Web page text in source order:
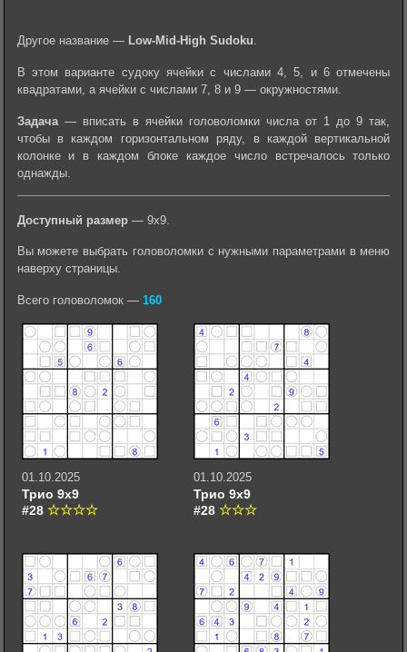
Другое название — Low-Mid-High Sudoku.
В этом варианте судоку ячейки с числами 4, 5, и 6 отмечены
квадратами, а ячейки с числами 7, 8 и 9 — окружностями.
Задача— вписать в ячейки головоломки числа от 1 до 9 так,
чтобы в каждом горизонтальном ряду, в каждой вертикальной
колонке и в каждом блоке каждое число встречалось только
однажды.
Доступный размер— 9х9.
Вы можете выбрать головоломки с нужными параметрами в меню
наверху страницы.
Всего головоломок — 160
01.10.2025
Трио 9х9
#28
01.10.2025
Трио 9х9
#28